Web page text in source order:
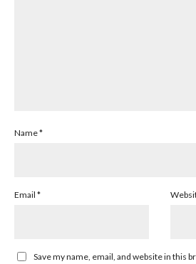
Name*
Email *
Save my name, email, and website in this